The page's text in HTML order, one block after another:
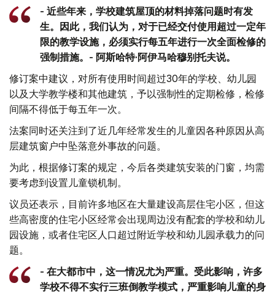
- 近些年来，学校建筑屋顶的材料掉落问题时有发
生。因此，我们认为，对于已经交付使用超过一定年
限的教学设施，必须实行每五年进行一次全面检修的
强制措施。- 阿斯哈特·阿伊马哈穆别托夫说。
修订案中建议，对所有使用时间超过30年的学校、幼儿园
以及大学教学楼和其他建筑，予以强制性的定期检修，检修
间隔不得低于每五年一次。
法案同时还关注到了近几年经常发生的儿童因各种原因从高
层建筑窗户中坠落意外事故的问题。
为此，根据修订案的规定，今后各类建筑安装的门窗，均需
要考虑到设置儿童锁机制。
议员还表示，目前许多地区在大量建设高层住宅小区，但这
些高密度的住宅小区经常会出现周边没有配套的学校和幼儿
园设施，或者住宅区人口超过附近学校和幼儿园承载力的问
题。
- 在大都市中，这一情况尤为严重。受此影响，许多
学校不得不实行三班倒教学模式，严重影响儿童的身